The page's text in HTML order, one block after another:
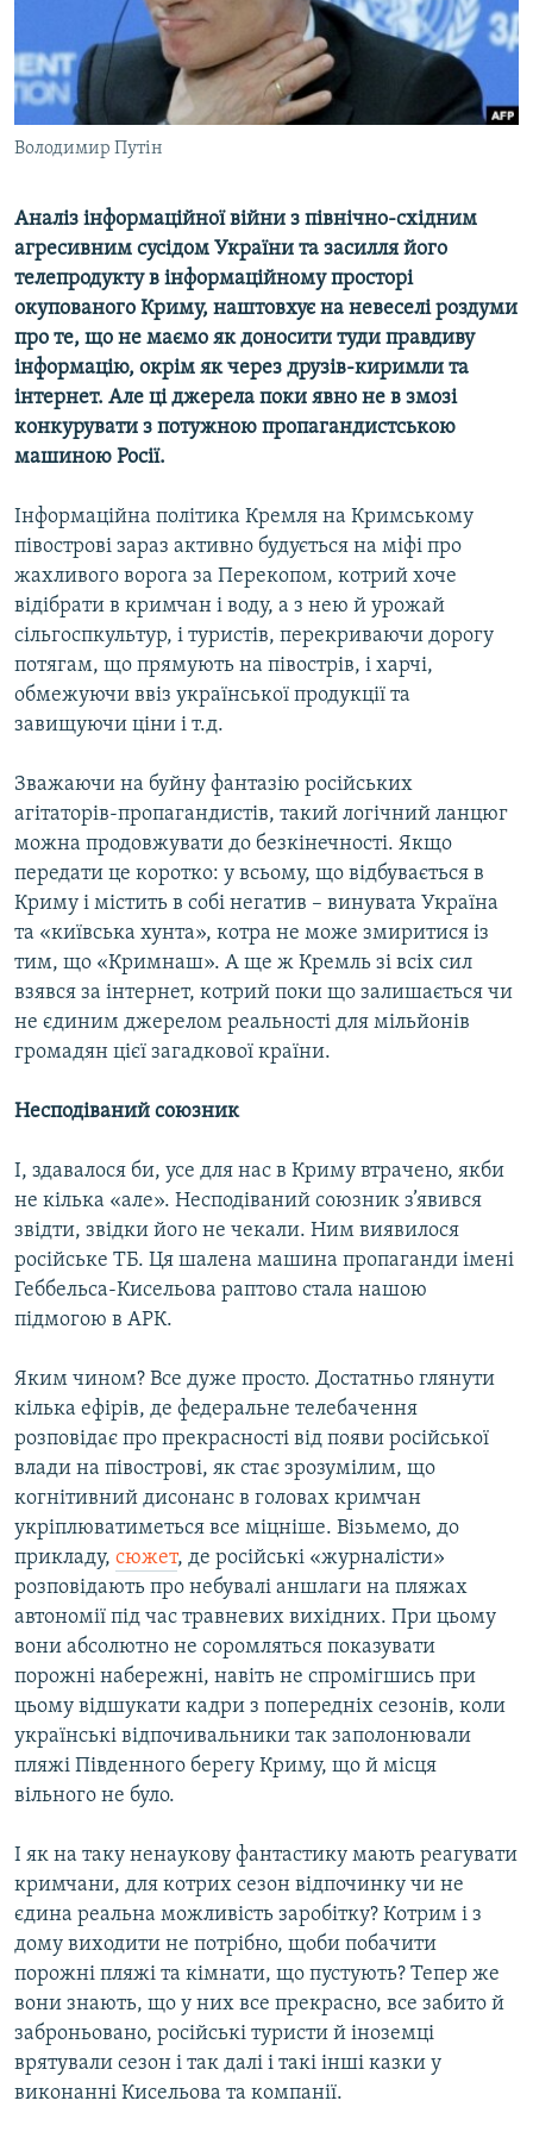
ВІДЕОУРОКИ «ELIFBE»
СВІДЧЕННЯ ОКУПАЦІЇ
УКРАЇНСЬКА ПРОБЛЕМА КРИМУ
ІНФОГРАФІКА
Русский
Qırımtatar
ДОЛУЧАЙСЯ!
Усі сайти RFE/RL
Володимир Путін
Аналіз інформаційної війни з північно-східним
агресивним сусідом України та засилля його
телепродукту в інформаційному просторі
окупованого Криму, наштовхує на невеселі роздуми
про те, що не маємо як доносити туди правдиву
інформацію, окрім як через друзів-киримли та
інтернет. Але ці джерела поки явно не в змозі
конкурувати з потужною пропагандистською
машиною Росії.
Інформаційна політика Кремля на Кримському
півострові зараз активно будується на міфі про
жахливого ворога за Перекопом, котрий хоче
відібрати в кримчан і воду, а з нею й урожай
сільгоспкультур, і туристів, перекриваючи дорогу
потягам, що прямують на півострів, і харчі,
обмежуючи ввіз української продукції та
завищуючи ціни і т.д.
Зважаючи на буйну фантазію російських
агітаторів-пропагандистів, такий логічний ланцюг
можна продовжувати до безкінечності. Якщо
передати це коротко: у всьому, що відбувається в
Криму і містить в собі негатив – винувата Україна
та «київська хунта», котра не може змиритися із
тим, що «Кримнаш». А ще ж Кремль зі всіх сил
взявся за інтернет, котрий поки що залишається чи
не єдиним джерелом реальності для мільйонів
громадян цієї загадкової країни.
Несподіваний союзник
І, здавалося би, усе для нас в Криму втрачено, якби
не кілька «але». Несподіваний союзник з’явився
звідти, звідки його не чекали. Ним виявилося
російське ТБ. Ця шалена машина пропаганди імені
Геббельса-Кисельова раптово стала нашою
підмогою в АРК.
Яким чином? Все дуже просто. Достатньо глянути
кілька ефірів, де федеральне телебачення
розповідає про прекрасності від появи російської
влади на півострові, як стає зрозумілим, що
когнітивний дисонанс в головах кримчан
укріплюватиметься все міцніше. Візьмемо, до
прикладу, сюжет, де російські «журналісти»
розповідають про небувалі аншлаги на пляжах
автономії під час травневих вихідних. При цьому
вони абсолютно не соромляться показувати
порожні набережні, навіть не спромігшись при
цьому відшукати кадри з попередніх сезонів, коли
українські відпочивальники так заполонювали
пляжі Південного берегу Криму, що й місця
вільного не було.
І як на таку ненаукову фантастику мають реагувати
кримчани, для котрих сезон відпочинку чи не
єдина реальна можливість заробітку? Котрим і з
дому виходити не потрібно, щоби побачити
порожні пляжі та кімнати, що пустують? Тепер же
вони знають, що у них все прекрасно, все забито й
заброньовано, російські туристи й іноземці
врятували сезон і так далі і такі інші казки у
виконанні Кисельова та компанії.